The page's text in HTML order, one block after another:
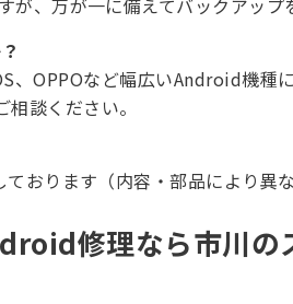
、万が一に備えてバックアップ
、OPPOなど幅広いAndroid機種
談ください。
おります（内容・部品により異
修理なら市川の